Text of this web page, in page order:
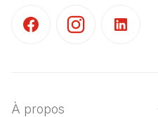
À propos